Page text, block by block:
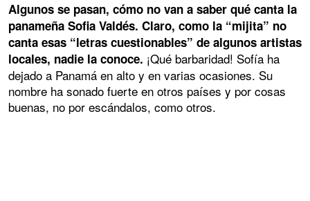
Algunos se pasan, cómo no van a saber qué canta la
panameña Sofia Valdés. Claro, como la “mijita” no
canta esas “letras cuestionables” de algunos artistas
locales, nadie la conoce. ¡Qué barbaridad! Sofía ha
dejado a Panamá en alto y en varias ocasiones. Su
nombre ha sonado fuerte en otros países y por cosas
buenas, no por escándalos, como otros.